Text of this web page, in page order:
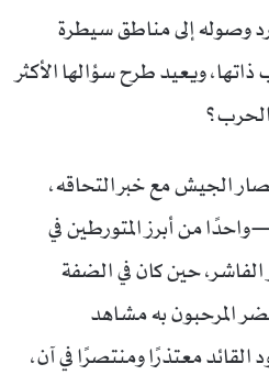
وصوله إلى مناطق سيطرة
ويعيد طرح سؤالها الأكثر
الجيش مع خبر التحاقه،
من أبرز المتورطين في
الفاشر، حين كان في الضفة
المرحبون به مشاهد
معتذرًا ومنتصرًا في آن،